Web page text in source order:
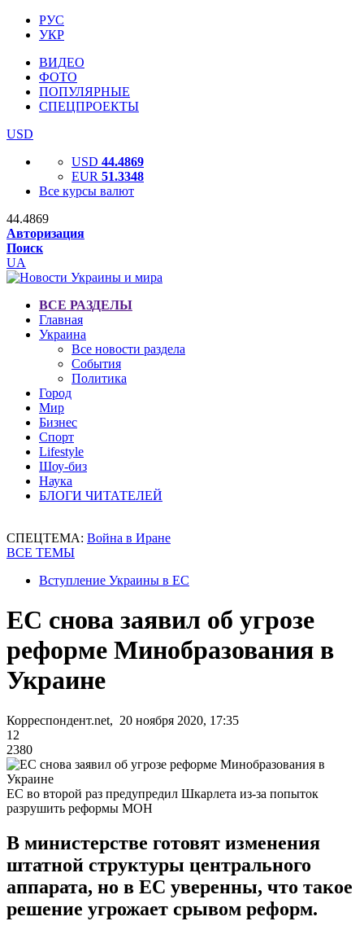
РУС
УКР
ВИДЕО
ФОТО
ПОПУЛЯРНЫЕ
СПЕЦПРОЕКТЫ
USD
USD 44.4869
EUR 51.3348
Все курсы валют
44.4869
Авторизация
Поиск
UA
ВСЕ РАЗДЕЛЫ
Главная
Украина
Все новости раздела
События
Политика
Город
Мир
Бизнес
Спорт
Lifestyle
Шоу-биз
Наука
БЛОГИ ЧИТАТЕЛЕЙ
СПЕЦТЕМА: Война в Иране
ВСЕ ТЕМЫ
Вступление Украины в ЕС
ЕС снова заявил об угрозе
реформе Минобразования в
Украине
Корреспондент.net, 20 ноября 2020, 17:35
12
2380
ЕС во второй раз предупредил Шкарлета из-за попыток
разрушить реформы МОН
В министерстве готовят изменения
штатной структуры центрального
аппарата, но в ЕС уверенны, что такое
решение угрожает срывом реформ.